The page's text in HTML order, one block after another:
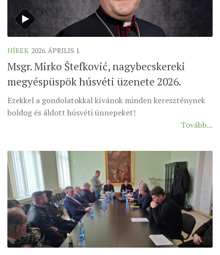
ZSINAT MOTTÓJA, LOGÓJA
ZSINATI IRODA
KOORDINÁLÓ BIZOTTSÁG
ZSINATI TAGOK
MUNKADOKUMENTUMOK
ZSINATI HÍREK-ÚJSÁG
PASZTORÁLSZOCIOLÓGIAI FELMÉRÉS
MEGKÖZELÍTÉSBEN
HÍREK 2026. ÁPRILIS 1.
Msgr. Mirko Štefković, nagybecskereki
megyéspüspök húsvéti üzenete 2026.
Ezekkel a gondolatokkal kívánok minden kereszténynek
boldog és áldott húsvéti ünnepeket!
Tovább...